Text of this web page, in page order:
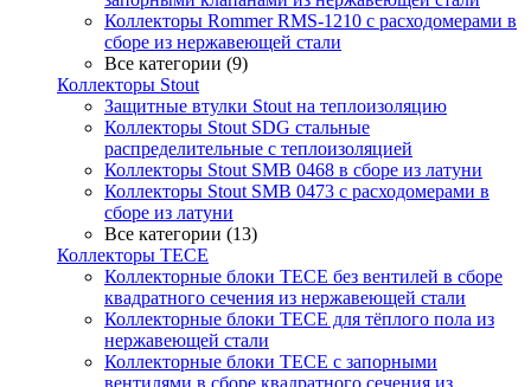
Коллекторы Rommer RMS-1210 с расходомерами в
сборе из нержавеющей стали
Все категории (9)
Коллекторы Stout
Защитные втулки Stout на теплоизоляцию
Коллекторы Stout SDG стальные
распределительные с теплоизоляцией
Коллекторы Stout SMB 0468 в сборе из латуни
Коллекторы Stout SMB 0473 с расходомерами в
сборе из латуни
Все категории (13)
Коллекторы TECE
Коллекторные блоки TECE без вентилей в сборе
квадратного сечения из нержавеющей стали
Коллекторные блоки TECE для тёплого пола из
нержавеющей стали
Коллекторные блоки TECE с запорными
вентилями в сборе квадратного сечения из